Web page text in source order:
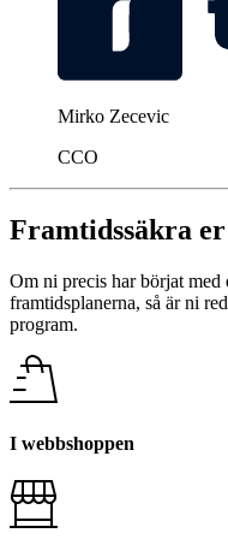
Mirko Zecevic
CCO
Framtidssäkra er
Om ni precis har börjat
framtidsplanerna, så är ni
program.
I webbshoppen